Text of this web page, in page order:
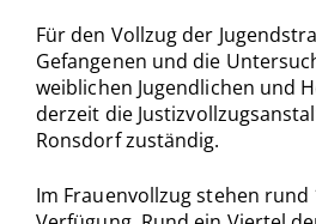
Für den Vollzug der
Gefangenen und die
weiblichen Jugendlichen und
derzeit die
Ronsdorf zuständig.
Im Frauenvollzug stehen